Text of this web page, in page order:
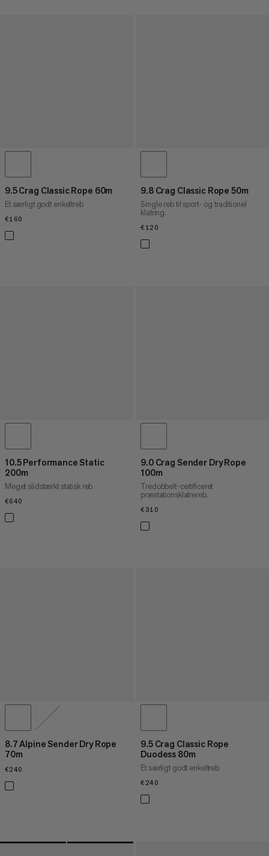
9.5 Crag Classic Rope 60m
Et særligt godt enkeltreb
€160
9.8 Crag Classic Rope 50m
Single reb til sport- og traditionel
klatring.
€120
10.5 Performance Static
200m
Meget slidstærkt statisk reb
€640
9.0 Crag Sender Dry Rope
100m
Tredobbelt-certificeret
præstationsklatrereb.
€310
8.7 Alpine Sender Dry Rope
70m
€240
9.5 Crag Classic Rope
Duodess 80m
Et særligt godt enkeltreb
€240